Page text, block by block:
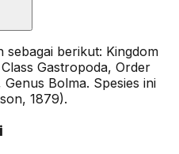
sebagai berikut: Kingdom
Gastropoda, Order
Bolma. Spesies ini
1879).